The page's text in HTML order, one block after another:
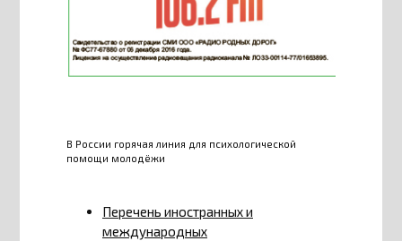
В России горячая линия для психологической
помощи молодёжи
Перечень иностранных и
международных